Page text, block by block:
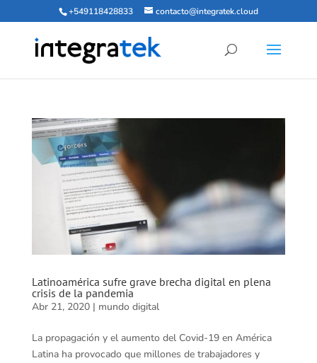
+549118428833 contacto@integratek.cloud
Latinoamérica sufre grave brecha digital en plena
crisis de la pandemia
Abr 21, 2020| mundo digital
La propagación y el aumento del Covid-19 en América
Latina ha provocado que millones de trabajadores y